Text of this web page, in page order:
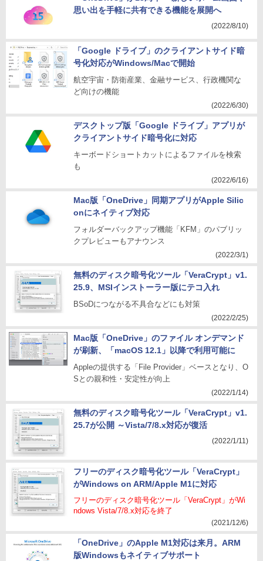
思い出を手軽に共有できる機能を展開へ
(2022/8/10)
「Google ドライブ」のクライアントサイド暗
号化対応がWindows/Macで開始
航空宇宙・防衛産業、金融サービス、行政機関な
ど向けの機能
(2022/6/30)
デスクトップ版「Google ドライブ」アプリが
クライアントサイド暗号化に対応
キーボードショートカットによるファイルを検索
も
(2022/6/16)
Mac版「OneDrive」同期アプリがApple Silic
onにネイティブ対応
フォルダーバックアップ機能「KFM」のパブリッ
クプレビューもアナウンス
(2022/3/1)
無料のディスク暗号化ツール「VeraCrypt」v1.
25.9、MSIインストーラー版にテコ入れ
BSoDにつながる不具合などにも対策
(2022/2/25)
Mac版「OneDrive」のファイル オンデマンド
が刷新、「macOS 12.1」以降で利用可能に
Appleの提供する「File Provider」ベースとなり、O
Sとの親和性・安定性が向上
(2022/1/14)
無料のディスク暗号化ツール「VeraCrypt」v1.
25.7が公開 ～Vista/7/8.x対応が復活
(2022/1/11)
フリーのディスク暗号化ツール「VeraCrypt」
がWindows on ARM/Apple M1に対応
フリーのディスク暗号化ツール「VeraCrypt」がWi
ndows Vista/7/8.x対応を終了
(2021/12/6)
「OneDrive」のApple M1対応は来月。ARM
版Windowsもネイティブサポート